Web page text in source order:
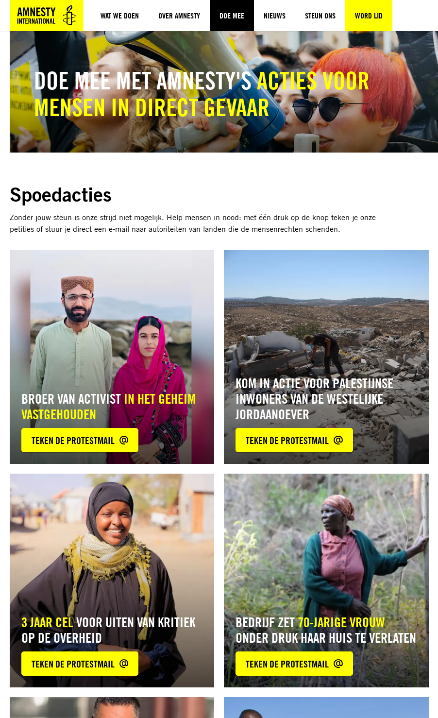
Sla navigatie over
WAT WE DOEN OVER AMNESTY DOE MEE NIEUWS STEUN ONS WORD LID
DOE MEE MET AMNESTY'SACTIES VOOR
MENSEN IN DIRECT GEVAAR
Spoedacties
Zonder jouw steun is onze strijd niet mogelijk. Help mensen in nood: met één druk op de knop teken je onze
petities of stuur je direct een e-mail naar autoriteiten van landen die de mensenrechten schenden.
BROER VAN ACTIVISTIN HET GEHEIM
VASTGEHOUDEN
TEKEN DE PROTESTMAIL
KOM IN ACTIE VOOR PALESTIJNSE
INWONERS VAN DE WESTELIJKE
JORDAANOEVER
TEKEN DE PROTESTMAIL
3 JAAR CELVOOR UITEN VAN KRITIEK
OP DE OVERHEID
TEKEN DE PROTESTMAIL
meer
BEDRIJF ZET70-JARIGE VROUW
ONDER DRUK HAAR HUIS TE VERLATEN
TEKEN DE PROTESTMAIL
Lees
meer
Lees